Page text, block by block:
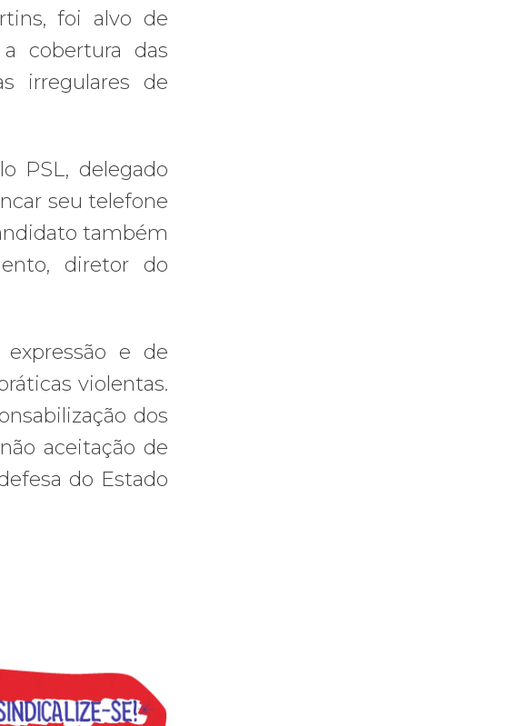
foi alvo de
cobertura das
irregulares de
PSL, delegado
seu telefone
também
diretor do
e de
violentas.
dos
aceitação de
do Estado